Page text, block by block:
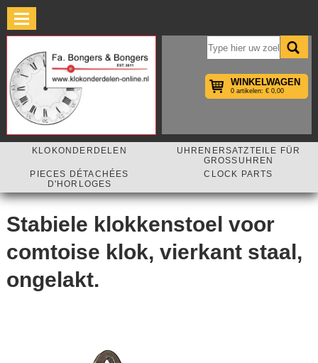
WINKELWAGEN
0 artikelen: € 0,00
KLOKONDERDELEN
UHRENERSATZTEILE FÜR
GROSSUHREN
PIECES DÉTACHÉES
D'HORLOGES
CLOCK PARTS
Stabiele klokkenstoel voor
comtoise klok, vierkant staal,
ongelakt.